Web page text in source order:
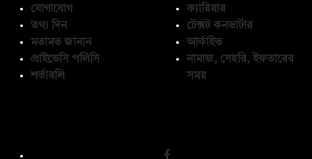
যোগাযোগ
তথ্য দিন
মতামত জানান
প্রাইভেসি পলিসি
শর্তাবলি
ক্যারিয়ার
টেক্সট কনভার্টার
আর্কাইভ
নামাজ, সেহরি, ইফতারের
সময়